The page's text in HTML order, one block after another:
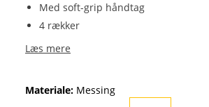
Med soft-grip håndtag
4 rækker
Læs mere
Materiale: Messing